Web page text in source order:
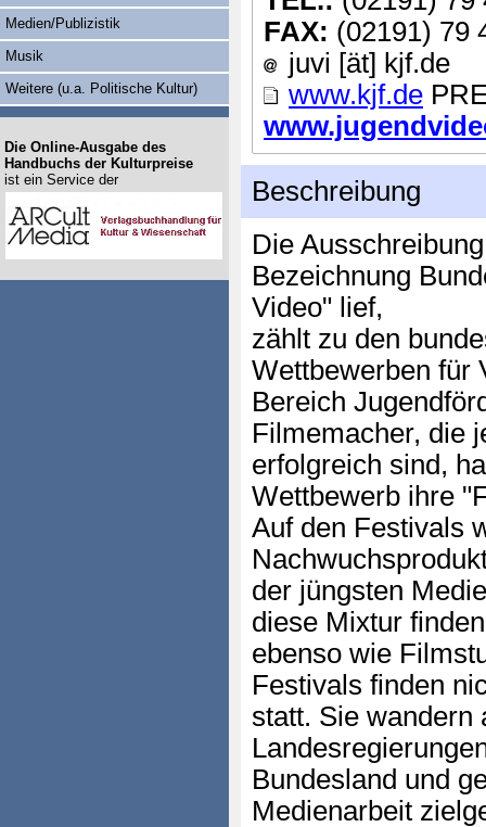
FAX: (02191) 79
juvi [ät] kjf.de
www.kjf.de
Beschreibung
Die
Bezeichnung
Video" lief,
zählt zu den
Wettbewerben für
Bereich
Filmemacher, die
erfolgreich sind,
Wettbewerb ihre
Auf den Festivals
der jüngsten
diese Mixtur
ebenso wie
Festivals finden
statt. Sie wandern
Bundesland und
Medienarbeit
Medien/Publizistik
Musik
Weitere (u.a. Politische Kultur)
Die Online-Ausgabe des
Handbuchs der Kulturpreise
ist ein Service der